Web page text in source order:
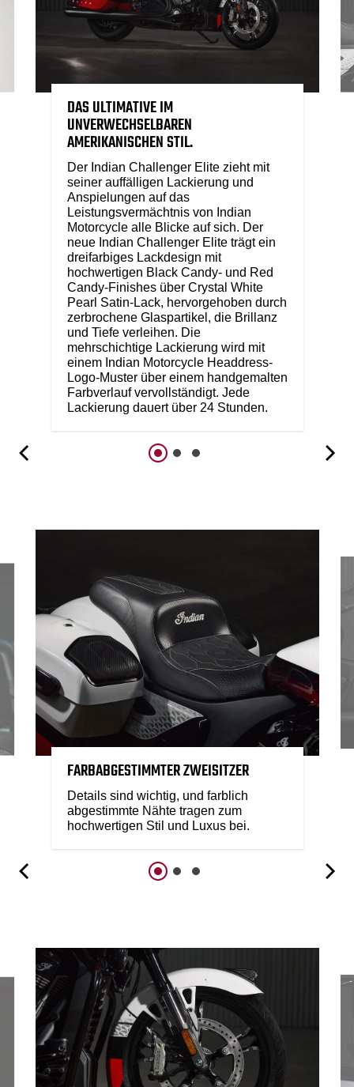
DAS ULTIMATIVE IM
UNVERWECHSELBAREN
AMERIKANISCHEN STIL.
Der Indian Challenger Elite zieht mit
seiner auffälligen Lackierung und
Anspielungen auf das
Leistungsvermächtnis von Indian
Motorcycle alle Blicke auf sich. Der
neue Indian Challenger Elite trägt ein
dreifarbiges Lackdesign mit
hochwertigen Black Candy- und Red
Candy-Finishes über Crystal White
Pearl Satin-Lack, hervorgehoben durch
zerbrochene Glaspartikel, die Brillanz
und Tiefe verleihen. Die
mehrschichtige Lackierung wird mit
einem Indian Motorcycle Headdress-
Logo-Muster über einem handgemalten
Farbverlauf vervollständigt. Jede
Lackierung dauert über 24 Stunden.
FARBABGESTIMMTER ZWEISITZER
Details sind wichtig, und farblich
abgestimmte Nähte tragen zum
hochwertigen Stil und Luxus bei.